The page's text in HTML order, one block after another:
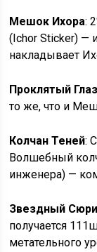
Мешок Ихора:
(Ichor Sticker) —
накладывает
Проклятый
то же, что и
Колчан Теней:
Волшебный
инженера) —
Звездный
получается
метательного